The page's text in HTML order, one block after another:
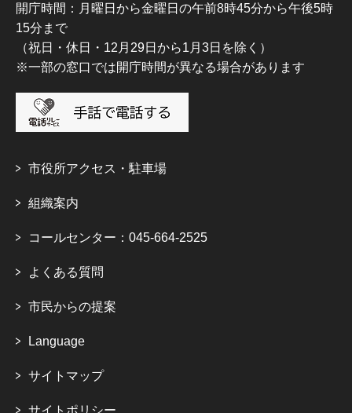
開庁時間：月曜日から金曜日の午前8時45分から午後5時
15分まで
（祝日・休日・12月29日から1月3日を除く）
※一部の窓口では開庁時間が異なる場合があります
市役所アクセス・駐車場
組織案内
コールセンター：045-664-2525
よくある質問
市民からの提案
Language
サイトマップ
サイトポリシー